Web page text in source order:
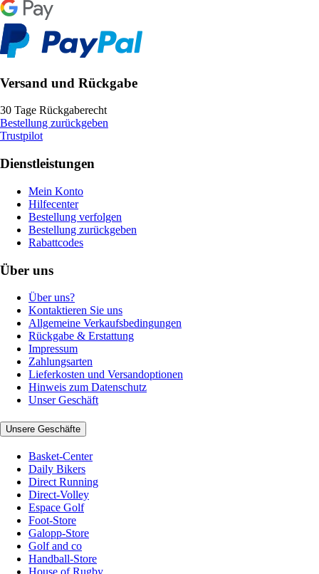
Versand und Rückgabe
30 Tage Rückgaberecht
Bestellung zurückgeben
Trustpilot
Dienstleistungen
Mein Konto
Hilfecenter
Bestellung verfolgen
Bestellung zurückgeben
Rabattcodes
Über uns
Über uns?
Kontaktieren Sie uns
Allgemeine Verkaufsbedingungen
Rückgabe & Erstattung
Impressum
Zahlungsarten
Lieferkosten und Versandoptionen
Hinweis zum Datenschutz
Unser Geschäft
Unsere Geschäfte
Basket-Center
Daily Bikers
Direct Running
Direct-Volley
Espace Golf
Foot-Store
Galopp-Store
Golf and co
Handball-Store
House of Rugby